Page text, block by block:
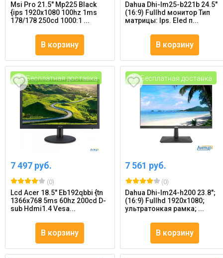
Msi Pro 21.5" Mp225 Black
{ips 1920x1080 100hz 1ms
178/178 250cd 1000:1 ...
В корзину
Dahua Dhi-lm25-b221b 24.5"
(16:9) Fullhd монитор Тип
матрицы: Ips. Eled п...
В корзину
Бесплатная доставка
7 497 руб.
(0)
Lcd Acer 18.5" Eb192qbbi {tn
1366x768 5ms 60hz 200cd D-
sub Hdmi1.4 Vesa...
В корзину
Бесплатная доставка
7 561 руб.
(0)
Dahua Dhi-lm24-h200 23.8";
(16:9) Fullhd 1920x1080;
ультратонкая рамка; ...
В корзину